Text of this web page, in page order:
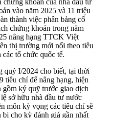
khoán của nhà đầu tư
vào năm 2025 và 11 triệu
thành việc phân bảng cổ
chứng khoán trong năm
nâng hạng TTCK Việt
thị trường mới nổi theo tiêu
tổ chức quốc tế.
I/2024 cho biết, tại thời
tiêu chí để nâng hạng, hiện
gồm ký quỹ trước giao dịch
sở hữu nhà đầu tư nước
môn kỳ vọng các tiêu chí sẽ
cho kỳ đánh giá gần nhất